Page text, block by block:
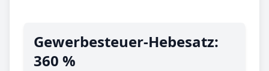
Gewerbe­steuer-Hebe­satz:
360 %